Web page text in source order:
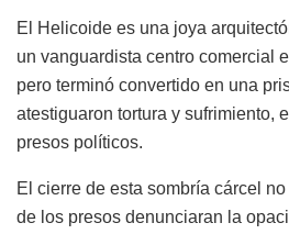
El Helicoide es una joya
un vanguardista centro comercial
pero terminó convertido en una
atestiguaron tortura y sufrimiento,
presos políticos.
El cierre de esta sombría cárcel
de los presos denunciaran la